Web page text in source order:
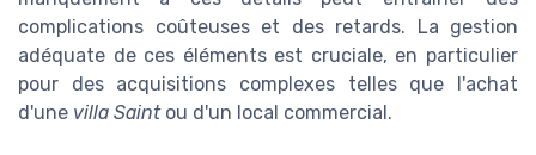
complications coûteuses et des retards. La gestion
adéquate de ces éléments est cruciale, en particulier
pour des acquisitions complexes telles que l'achat
d'une villa Saintou d'un local commercial.